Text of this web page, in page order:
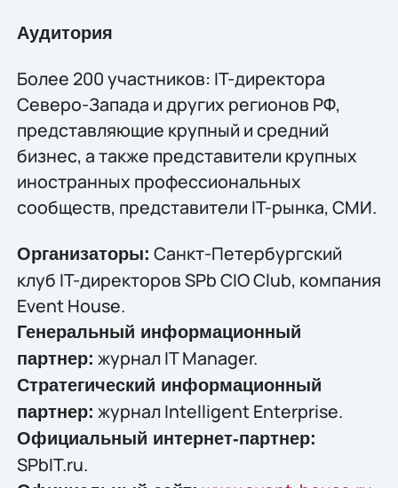
Аудитория
Более 200 участников: IT-директора
Северо-Запада и других регионов РФ,
представляющие крупный и средний
бизнес, а также представители крупных
иностранных профессиональных
сообществ, представители IT-рынка, СМИ.
Организаторы: Санкт-Петербургский
клуб IT-директоров SPb CIO Club, компания
Event House.
Генеральный информационный
партнер: журнал IT Manager.
Стратегический информационный
партнер: журнал Intelligent Enterprise.
Официальный интернет-партнер:
SPbIT.ru.